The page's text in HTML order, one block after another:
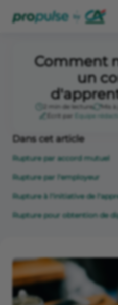
Comment
un
2 min de lecture
Mis à
Écrit par
Équipe
Dans cet article
Rupture par accord mutuel
Rupture par l'employeur
Rupture à l'initiative de
Rupture pour obtention de